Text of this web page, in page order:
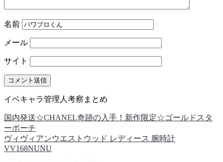
名前
メール
サイト
イベキャラ管理人考察まとめ
国内発送☆CHANEL奇跡の入手！新作限定☆ゴールドスタ
ーポーチ
ヴィヴィアンウエストウッド レディース 腕時計
VV168NUNU